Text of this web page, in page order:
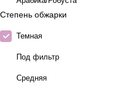
Степень обжарки
Темная
Под фильтр
Средняя